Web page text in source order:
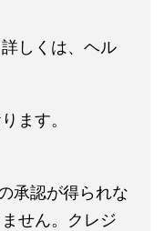
しくは、ヘル
ます。
承認が得られな
せん。クレジ